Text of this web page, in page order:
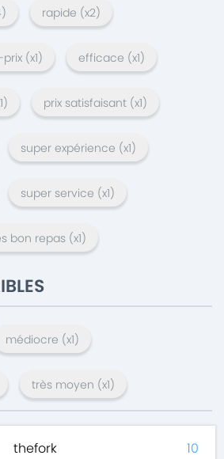
) rapide (x2)
(x1) efficace (x1)
1) prix satisfaisant (x1)
super expérience (x1)
super service (x1)
bon repas (x1)
médiocre (x1)
très moyen (x1)
thefork 10